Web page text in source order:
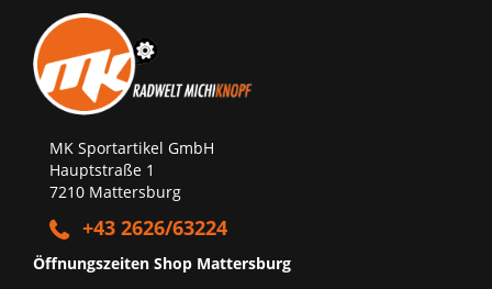
MK Sportartikel GmbH
Hauptstraße 1
7210 Mattersburg
+43 2626/63224
Öffnungszeiten Shop Mattersburg